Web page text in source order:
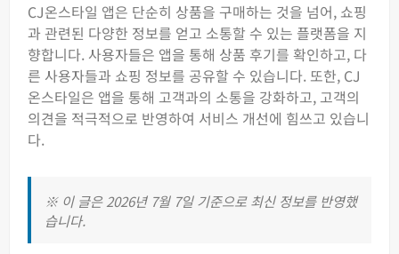
CJ온스타일 앱은 단순히 상품을 구매하는 것을 넘어, 쇼핑
과 관련된 다양한 정보를 얻고 소통할 수 있는 플랫폼을 지
향합니다. 사용자들은 앱을 통해 상품 후기를 확인하고, 다
른 사용자들과 쇼핑 정보를 공유할 수 있습니다. 또한, CJ
온스타일은 앱을 통해 고객과의 소통을 강화하고, 고객의
의견을 적극적으로 반영하여 서비스 개선에 힘쓰고 있습니
다.
※ 이 글은 2026년 7월 7일 기준으로 최신 정보를 반영했
습니다.